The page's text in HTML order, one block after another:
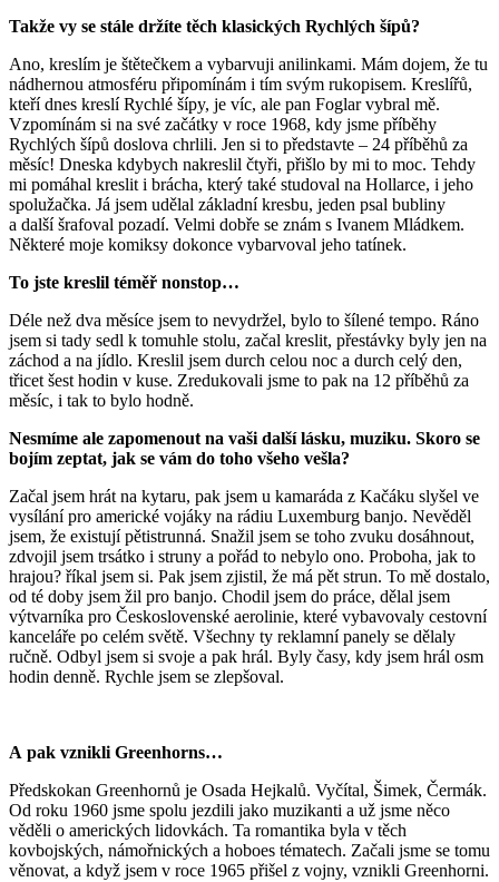
Takže vy se stále držíte těch klasických Rychlých šípů?
Ano, kreslím je štětečkem a vybarvuji anilinkami. Mám dojem, že tu
nádhernou atmosféru připomínám i tím svým rukopisem. Kreslířů,
kteří dnes kreslí Rychlé šípy, je víc, ale pan Foglar vybral mě.
Vzpomínám si na své začátky v roce 1968, kdy jsme příběhy
Rychlých šípů doslova chrlili. Jen si to představte ‒ 24 příběhů za
měsíc! Dneska kdybych nakreslil čtyři, přišlo by mi to moc. Tehdy
mi pomáhal kreslit i brácha, který také studoval na Hollarce, i jeho
spolužačka. Já jsem udělal základní kresbu, jeden psal bubliny
a další šrafoval pozadí. Velmi dobře se znám s Ivanem Mládkem.
Některé moje komiksy dokonce vybarvoval jeho tatínek.
To jste kreslil téměř nonstop…
Déle než dva měsíce jsem to nevydržel, bylo to šílené tempo. Ráno
jsem si tady sedl k tomuhle stolu, začal kreslit, přestávky byly jen na
záchod a na jídlo. Kreslil jsem durch celou noc a durch celý den,
třicet šest hodin v kuse. Zredukovali jsme to pak na 12 příběhů za
měsíc, i tak to bylo hodně.
Nesmíme ale zapomenout na vaši další lásku, muziku. Skoro se
bojím zeptat, jak se vám do toho všeho vešla?
Začal jsem hrát na kytaru, pak jsem u kamaráda z Kačáku slyšel ve
vysílání pro americké vojáky na rádiu Luxemburg banjo. Nevěděl
jsem, že existují pětistrunná. Snažil jsem se toho zvuku dosáhnout,
zdvojil jsem trsátko i struny a pořád to nebylo ono. Proboha, jak to
hrajou? říkal jsem si. Pak jsem zjistil, že má pět strun. To mě dostalo,
od té doby jsem žil pro banjo. Chodil jsem do práce, dělal jsem
výtvarníka pro Československé aerolinie, které vybavovaly cestovní
kanceláře po celém světě. Všechny ty reklamní panely se dělaly
ručně. Odbyl jsem si svoje a pak hrál. Byly časy, kdy jsem hrál osm
hodin denně. Rychle jsem se zlepšoval.
A pak vznikli Greenhorns…
Předskokan Greenhornů je Osada Hejkalů. Vyčítal, Šimek, Čermák.
Od roku 1960 jsme spolu jezdili jako muzikanti a už jsme něco
věděli o amerických lidovkách. Ta romantika byla v těch
kovbojských, námořnických a hoboes tématech. Začali jsme se tomu
věnovat, a když jsem v roce 1965 přišel z vojny, vznikli Greenhorni.